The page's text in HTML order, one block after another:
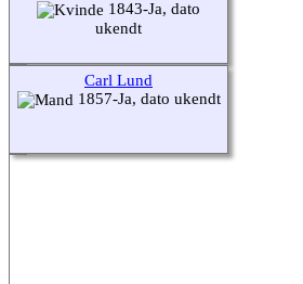
1843-Ja, dato
ukendt
Carl Lund
1857-Ja, dato ukendt